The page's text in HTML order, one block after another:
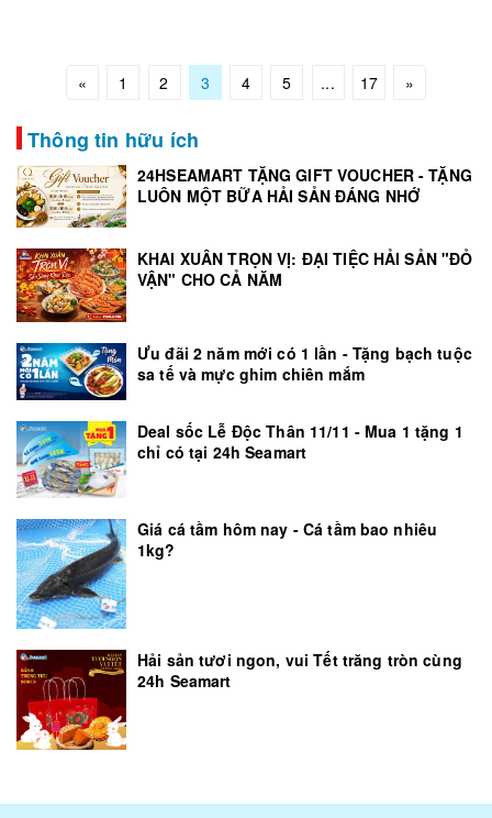
« 1 2 3 4 5 ... 17 »
Thông tin hữu ích
24HSEAMART TẶNG GIFT VOUCHER - TẶNG
LUÔN MỘT BỮA HẢI SẢN ĐÁNG NHỚ
KHAI XUÂN TRỌN VỊ: ĐẠI TIỆC HẢI SẢN "ĐỎ
VẬN" CHO CẢ NĂM
Ưu đãi 2 năm mới có 1 lần - Tặng bạch tuộc
sa tế và mực ghim chiên mắm
Deal sốc Lễ Độc Thân 11/11 - Mua 1 tặng 1
chỉ có tại 24h Seamart
Giá cá tầm hôm nay - Cá tầm bao nhiêu
1kg?
Hải sản tươi ngon, vui Tết trăng tròn cùng
24h Seamart